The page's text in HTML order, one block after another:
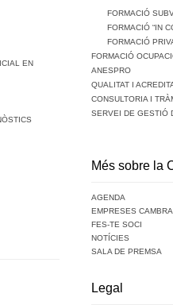
EN
FORMACIÓ
FORMACIÓ “IN
FORMACIÓ
FORMACIÓ
ANESPRO
QUALITAT I
CONSULTORIA I
SERVEI DE GESTIÓ
Més sobre la
AGENDA
EMPRESES CAMBRA
FES-TE SOCI
NOTÍCIES
SALA DE PREMSA
Legal